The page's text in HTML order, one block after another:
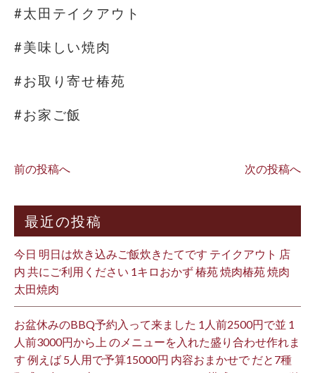
#太田テイクアウト
#美味しい焼肉
#お取り寄せ椿苑
#お家ご飯
前の投稿へ 次の投稿へ
最近の投稿
今日 明日は炊き込みご飯炊きたてです テイクアウト 店
内 共にご利用ください 1キロおかず 椿苑 焼肉椿苑 焼肉
太田焼肉
お盆休みのBBQ予約入って来ました 1人前2500円で並 1
人前3000円から上 のメニューを入れた盛り合わせ作れま
す 例えば 5人用で予算15000円 内容おまかせで だと7種